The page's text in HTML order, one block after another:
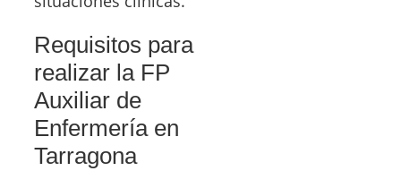
Requisitos para
realizar la FP
Auxiliar de
Enfermería en
Tarragona